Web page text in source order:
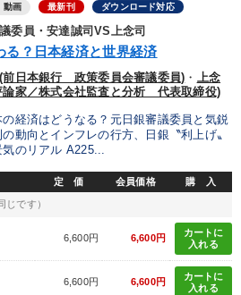
動画 最新刊 ダウンロード対応
委員・安達誠司VS上念司
る？日本経済と世界経済
前日本銀行 政策委員会審議委員) ・
上念
論家／株式会社監査と分析 代表取締役)
経済はどうなる？元日銀審議委員と気鋭
動向とインフレの行方、日銀〝利上げ〟
のリアル A225...
定 価 会員価格 購 入
じです）
6,600円 6,600円
カートに
入れる
6,600円 6,600円
カートに
入れる